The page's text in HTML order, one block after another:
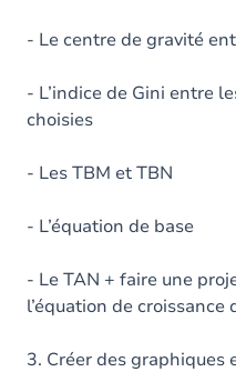
- Le centre de gravité
- L’indice de Gini entre
choisies
- Les TBM et TBN
- L’équation de base
- Le TAN + faire une
l’équation de
3. Créer des graphiques